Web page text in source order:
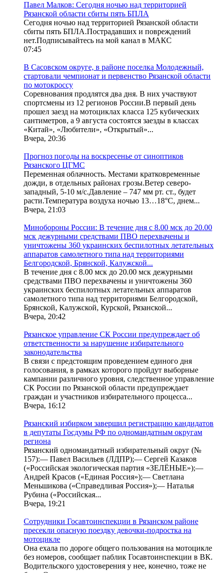
Павел Малков: Сегодня ночью над территорией
Рязанской области сбиты пять БПЛА
Сегодня ночью над территорией Рязанской области
сбиты пять БПЛА.Пострадавших и повреждений
нет.Подписывайтесь на мой канал в МАКС
07:45
В Сасовском округе, в районе поселка Молодежный,
стартовали чемпионат и первенство Рязанской области
по мотокроссу
Соревнования продлятся два дня. В них участвуют
спортсмены из 12 регионов России.В первый день
прошел заезд на мотоциклах класса 125 кубических
сантиметров, а 9 августа состоятся заезды в классах
«Китай», «Любители», «Открытый»...
Вчера, 20:36
Прогноз погоды на воскресенье от синоптиков
Рязанского ЦГМС
Переменная облачность. Местами кратковременные
дожди, в отдельных районах грозы.Ветер северо-
западный, 5-10 м/с.Давление – 747 мм рт. ст., будет
расти.Температура воздуха ночью 13…18°С, днем...
Вчера, 21:03
Минобороны России: В течение дня с 8.00 мск до 20.00
мск дежурными средствами ПВО перехвачены и
уничтожены 360 украинских беспилотных летательных
аппаратов самолетного типа над территориями
Белгородской, Брянской, Калужской...
В течение дня с 8.00 мск до 20.00 мск дежурными
средствами ПВО перехвачены и уничтожены 360
украинских беспилотных летательных аппаратов
самолетного типа над территориями Белгородской,
Брянской, Калужской, Курской, Рязанской...
Вчера, 20:42
Рязанское управление СК России предупреждает об
ответственности за нарушение избирательного
законодательства
В связи с предстоящим проведением единого дня
голосования, в рамках которого пройдут выборные
кампании различного уровня, следственное управление
СК России по Рязанской области предупреждает
граждан и участников избирательного процесса...
Вчера, 16:12
Рязанский избирком завершил регистрацию кандидатов
в депутаты Госдумы РФ по одномандатным округам
региона
Рязанский одномандатный избирательный округ (№
157):— Павел Васильев (ЛДПР);— Сергей Казаков
(«Российская экологическая партия «ЗЕЛЁНЫЕ»);—
Андрей Красов («Единая Россия»);— Светлана
Меньшикова («Справедливая Россия»);— Наталья
Рубина («Российская...
Вчера, 19:21
Сотрудники Госавтоинспекции в Рязанском районе
пресекли опасную поездку девочки-подростка на
мотоцикле
Она ехала по дороге общего пользования на мотоцикле
без номеров, сообщает паблик Госавтоинспекции в ВК.
Водительского удостоверения у нее, конечно, тоже не